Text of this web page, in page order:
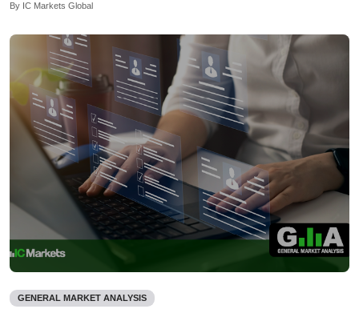
By IC Markets Global
GENERAL MARKET ANALYSIS